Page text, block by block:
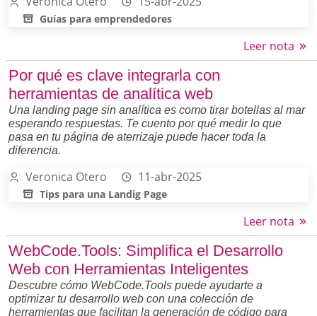
Guías para emprendedores
Leer nota
Por qué es clave integrarla con
herramientas de analítica web
Una landing page sin analítica es como tirar botellas al mar
esperando respuestas. Te cuento por qué medir lo que
pasa en tu página de aterrizaje puede hacer toda la
diferencia.
Veronica Otero 11-abr-2025
Tips para una Landig Page
Leer nota
WebCode.Tools: Simplifica el Desarrollo
Web con Herramientas Inteligentes
Descubre cómo WebCode.Tools puede ayudarte a
optimizar tu desarrollo web con una colección de
herramientas que facilitan la generación de código para